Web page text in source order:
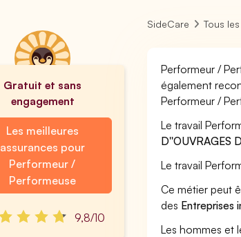
Gratuit et sans
engagement
Les meilleures
assurances pour
Performeur /
Performeuse
9,8/10
SideCare Tous
Performeur /
également
Performeur /
Le travail
D''OUVRAGES
Le travail
Ce métier peut
des Entreprises
Les hommes et